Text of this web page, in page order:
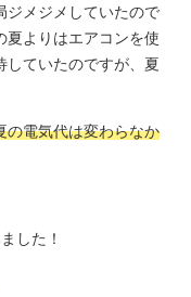
ジメジメしていたので
夏よりはエアコンを使
していたのですが、夏
の電気代は変わらなか
した！